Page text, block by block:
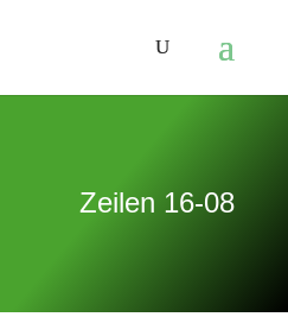
Zeilen 16-08